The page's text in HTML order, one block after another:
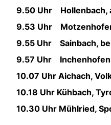
9.50 Uhr Hollenbach,
9.53 Uhr
9.55 Uhr Sainbach,
9.57 Uhr
10.07 Uhr Aichach,
10.18 Uhr Kühbach,
10.30 Uhr Mühlried,